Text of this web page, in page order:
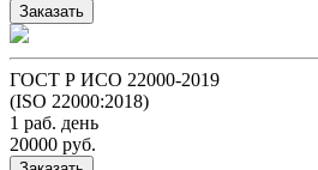
Заказать
ГОСТ Р ИСО 22000-2019
(ISO 22000:2018)
1 раб. день
20000 руб.